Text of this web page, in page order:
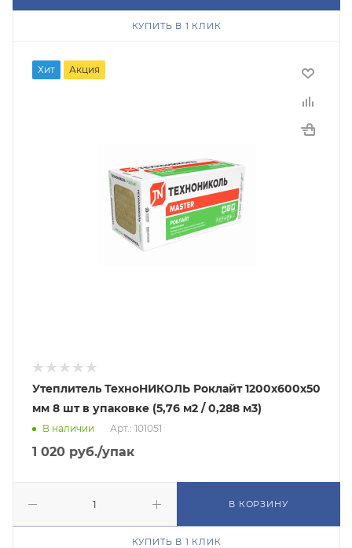
КУПИТЬ В 1 КЛИК
Хит Акция
Утеплитель ТехноНИКОЛЬ Роклайт 1200х600х50
мм 8 шт в упаковке (5,76 м2 / 0,288 м3)
В наличии Арт.: 101051
1 020 руб./упак
В КОРЗИНУ
КУПИТЬ В 1 КЛИК